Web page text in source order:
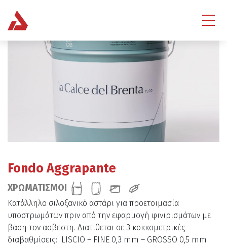
Fondo Aggrapante
ΧΡΩΜΑΤΙΣΜΟΙ
Κατάλληλο σιλοξανικό αστάρι για προετοιμασία
υποστρωμάτων πριν από την εφαρμογή φινιρισμάτων με
βάση τον ασβέστη. Διατίθεται σε 3 κοκκομετρικές
διαβαθμίσεις: LISCIO – FINE 0,3 mm – GROSSO 0,5 mm